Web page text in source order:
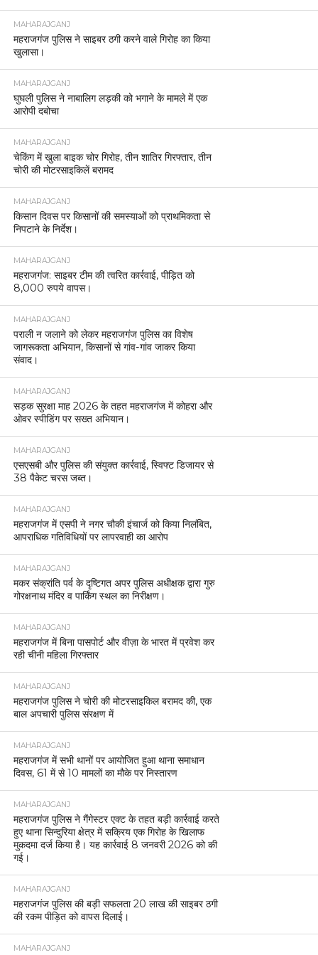
MAHARAJGANJ
महराजगंज पुलिस ने साइबर ठगी करने वाले गिरोह का किया
खुलासा।
MAHARAJGANJ
घुघली पुलिस ने नाबालिग लड़की को भगाने के मामले में एक
आरोपी दबोचा
MAHARAJGANJ
चेकिंग में खुला बाइक चोर गिरोह, तीन शातिर गिरफ्तार, तीन
चोरी की मोटरसाइकिलें बरामद
MAHARAJGANJ
किसान दिवस पर किसानों की समस्याओं को प्राथमिकता से
निपटाने के निर्देश।
MAHARAJGANJ
महराजगंज: साइबर टीम की त्वरित कार्रवाई, पीड़ित को
8,000 रुपये वापस।
MAHARAJGANJ
पराली न जलाने को लेकर महराजगंज पुलिस का विशेष
जागरूकता अभियान, किसानों से गांव-गांव जाकर किया
संवाद।
MAHARAJGANJ
सड़क सुरक्षा माह 2026 के तहत महराजगंज में कोहरा और
ओवर स्पीडिंग पर सख्त अभियान।
MAHARAJGANJ
एसएसबी और पुलिस की संयुक्त कार्रवाई, स्विफ्ट डिजायर से
38 पैकेट चरस जब्त।
MAHARAJGANJ
महराजगंज में एसपी ने नगर चौकी इंचार्ज को किया निलंबित,
आपराधिक गतिविधियों पर लापरवाही का आरोप
MAHARAJGANJ
मकर संक्रांति पर्व के दृष्टिगत अपर पुलिस अधीक्षक द्वारा गुरु
गोरक्षनाथ मंदिर व पार्किंग स्थल का निरीक्षण।
MAHARAJGANJ
महराजगंज में बिना पासपोर्ट और वीज़ा के भारत में प्रवेश कर
रही चीनी महिला गिरफ्तार
MAHARAJGANJ
महराजगंज पुलिस ने चोरी की मोटरसाइकिल बरामद की, एक
बाल अपचारी पुलिस संरक्षण में
MAHARAJGANJ
महराजगंज में सभी थानों पर आयोजित हुआ थाना समाधान
दिवस, 61 में से 10 मामलों का मौके पर निस्तारण
MAHARAJGANJ
महराजगंज पुलिस ने गैंगेस्टर एक्ट के तहत बड़ी कार्रवाई करते
हुए थाना सिन्दुरिया क्षेत्र में सक्रिय एक गिरोह के खिलाफ
मुकदमा दर्ज किया है। यह कार्रवाई 8 जनवरी 2026 को की
गई।
MAHARAJGANJ
महराजगंज पुलिस की बड़ी सफलता 20 लाख की साइबर ठगी
की रकम पीड़ित को वापस दिलाई।
MAHARAJGANJ